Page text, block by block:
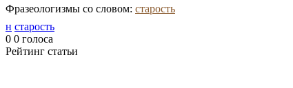
Фразеологизмы со словом: старость
н старость
0 0 голоса
Рейтинг статьи